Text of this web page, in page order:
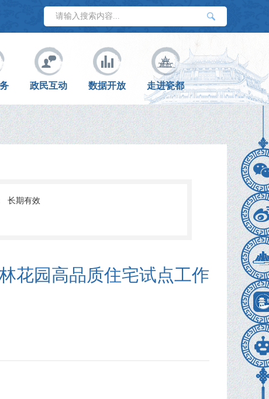
政民互动 数据开放 走进瓷都
长期有效
花园高品质住宅试点工作